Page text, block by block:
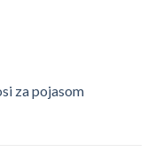
za pojasom